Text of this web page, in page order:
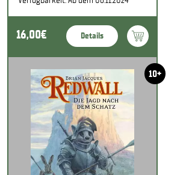
16,00€ Details
10+